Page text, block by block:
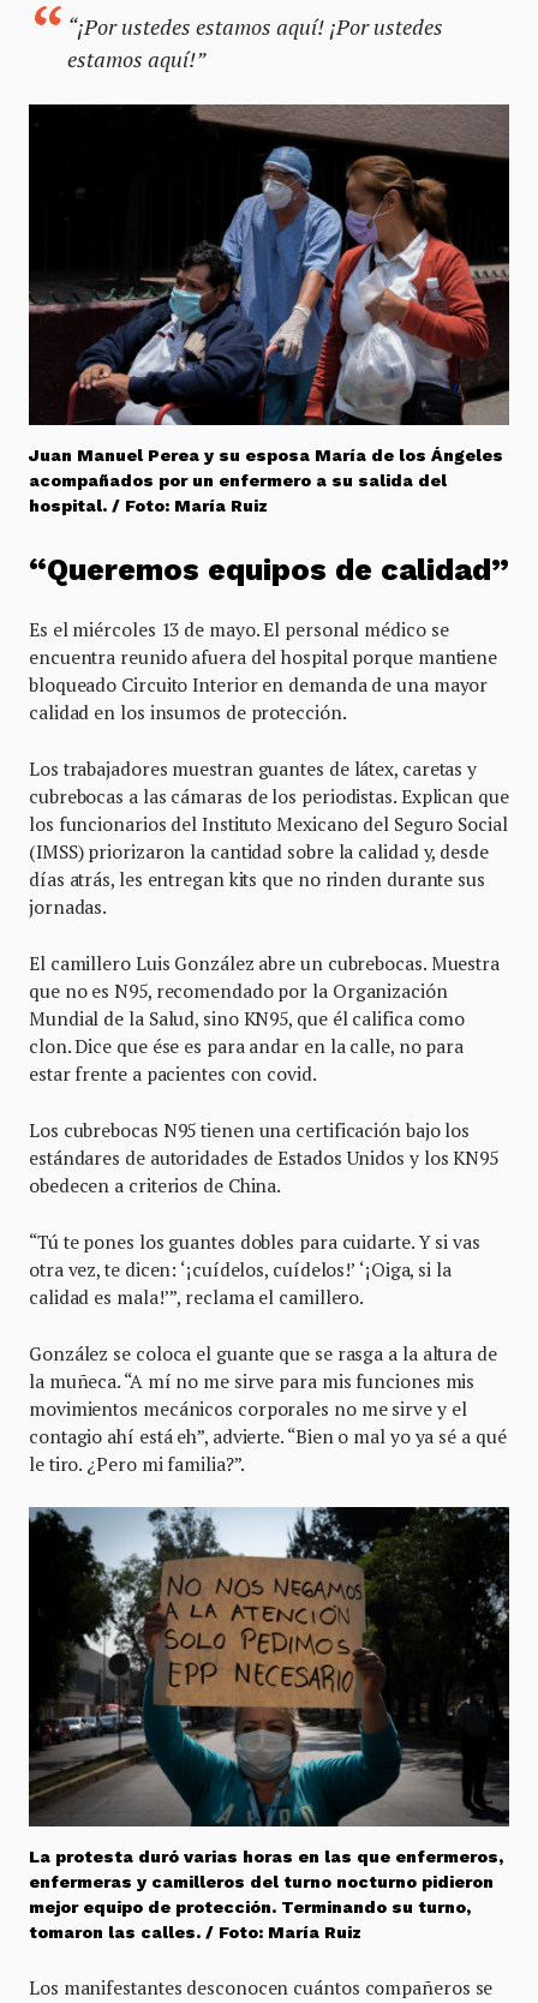
“¡Por ustedes estamos aquí! ¡Por ustedes
estamos aquí!”
Juan Manuel Perea y su esposa María de los Ángeles
acompañados por un enfermero a su salida del
hospital. / Foto: María Ruiz
“Queremos equipos de calidad”
Es el miércoles 13 de mayo. El personal médico se
encuentra reunido afuera del hospital porque mantiene
bloqueado Circuito Interior en demanda de una mayor
calidad en los insumos de protección.
Los trabajadores muestran guantes de látex, caretas y
cubrebocas a las cámaras de los periodistas. Explican que
los funcionarios del Instituto Mexicano del Seguro Social
(IMSS) priorizaron la cantidad sobre la calidad y, desde
días atrás, les entregan kits que no rinden durante sus
jornadas.
El camillero Luis González abre un cubrebocas. Muestra
que no es N95, recomendado por la Organización
Mundial de la Salud, sino KN95, que él califica como
clon. Dice que ése es para andar en la calle, no para
estar frente a pacientes con covid.
Los cubrebocas N95 tienen una certificación bajo los
estándares de autoridades de Estados Unidos y los KN95
obedecen a criterios de China.
“Tú te pones los guantes dobles para cuidarte. Y si vas
otra vez, te dicen: ‘¡cuídelos, cuídelos!’ ‘¡Oiga, si la
calidad es mala!’”, reclama el camillero.
González se coloca el guante que se rasga a la altura de
la muñeca. “A mí no me sirve para mis funciones mis
movimientos mecánicos corporales no me sirve y el
contagio ahí está eh”, advierte. “Bien o mal yo ya sé a qué
le tiro. ¿Pero mi familia?”.
La protesta duró varias horas en las que enfermeros,
enfermeras y camilleros del turno nocturno pidieron
mejor equipo de protección. Terminando su turno,
tomaron las calles. / Foto: María Ruiz
Los manifestantes desconocen cuántos compañeros se